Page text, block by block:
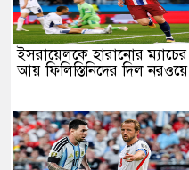
ইসরায়েলকে হারানোর ম্যাচের
আয় ফিলিস্তিনিদের দিল নরওয়ে